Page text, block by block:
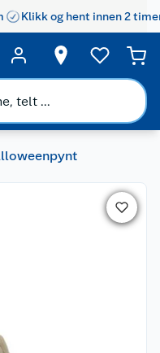
Klikk og hent innen 2